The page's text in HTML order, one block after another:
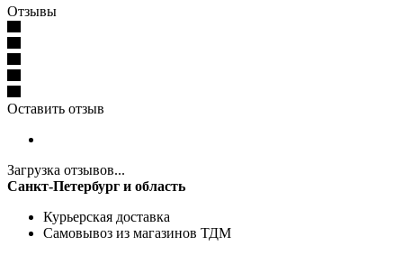
Отзывы
Оставить отзыв
Загрузка отзывов...
Санкт-Петербург и область
Курьерская доставка
Самовывоз из магазинов ТДМ